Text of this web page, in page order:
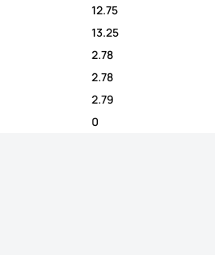
12.75
13.25
2.78
2.78
2.79
0